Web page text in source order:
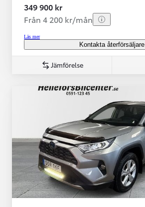
349 900 kr
Från 4 200 kr/mån
Läs mer
Kontakta återförsäljare
Jämförelse